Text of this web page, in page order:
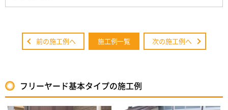
前の施工例へ 施工例一覧 次の施工例へ
フリーヤード基本タイプの施工例